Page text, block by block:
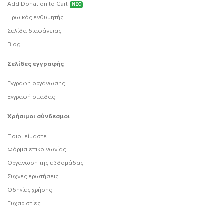
Add Donation to Cart
ΝΕΟ
Ηρωικός ενθυμητής
Σελίδα διαφάνειας
Blog
Σελίδες εγγραφής
Εγγραφή οργάνωσης
Εγγραφή ομάδας
Χρήσιμοι σύνδεσμοι
Ποιοι είμαστε
Φόρμα επικοινωνίας
Οργάνωση της εβδομάδας
Συχνές ερωτήσεις
Οδηγίες χρήσης
Ευχαριστίες